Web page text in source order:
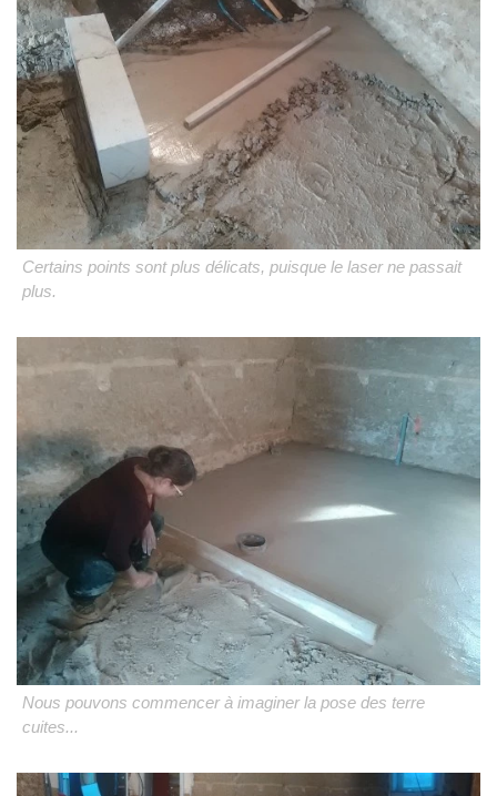
Certains points sont plus délicats, puisque le laser ne passait
plus.
Nous pouvons commencer à imaginer la pose des terre
cuites...